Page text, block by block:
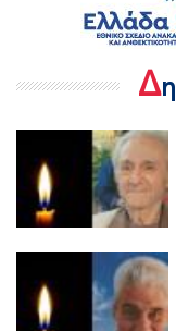
Δ